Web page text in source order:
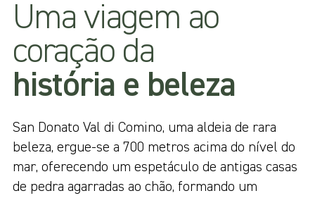
Uma viagem ao
coração da
história e beleza
San Donato Val di Comino, uma aldeia de rara
beleza, ergue-se a 700 metros acima do nível do
mar, oferecendo um espetáculo de antigas casas
de pedra agarradas ao chão, formando um